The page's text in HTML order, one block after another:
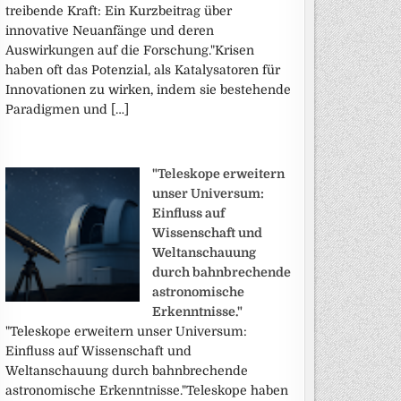
treibende Kraft: Ein Kurzbeitrag über
innovative Neuanfänge und deren
Auswirkungen auf die Forschung."Krisen
haben oft das Potenzial, als Katalysatoren für
Innovationen zu wirken, indem sie bestehende
Paradigmen und […]
"Teleskope erweitern
unser Universum:
Einfluss auf
Wissenschaft und
Weltanschauung
durch bahnbrechende
astronomische
Erkenntnisse."
"Teleskope erweitern unser Universum:
Einfluss auf Wissenschaft und
Weltanschauung durch bahnbrechende
astronomische Erkenntnisse."Teleskope haben